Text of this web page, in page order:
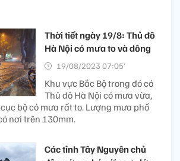
Thời tiết ngày 19/8: Thủ đô
Hà Nội có mưa to và dông
19/08/2023 07:05’
Khu vực Bắc Bộ trong đó có
Thủ đô Hà Nội có mưa vừa,
bộ có mưa rất to. Lượng mưa phổ
nơi trên 130mm.
Các tỉnh Tây Nguyên chủ